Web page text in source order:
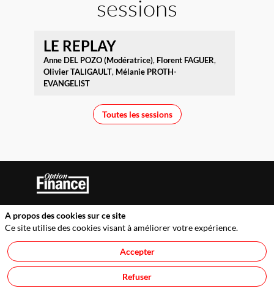
sessions
LE REPLAY
Anne DEL POZO (Modératrice) Florent FAGUER
OlivierTALIGAULT Mélanie PROTH-
EVANGELIST
Toutes les sessions
Service Evénements : 01 53 63 55 86
service.evenements@optionfinance.fr
Cookies
Politique de confidentialité
A propos des cookies sur ce site
Ce site utilise des cookies visant à améliorer votre expérience.
Accepter
Refuser